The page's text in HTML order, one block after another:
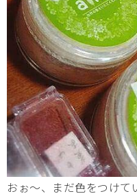
おぉ～、まだ色をつけ